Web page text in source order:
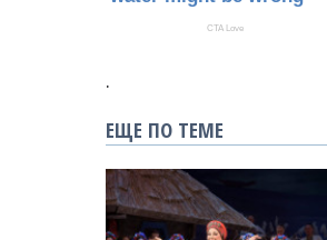
.
ЕЩЕ ПО ТЕМЕ